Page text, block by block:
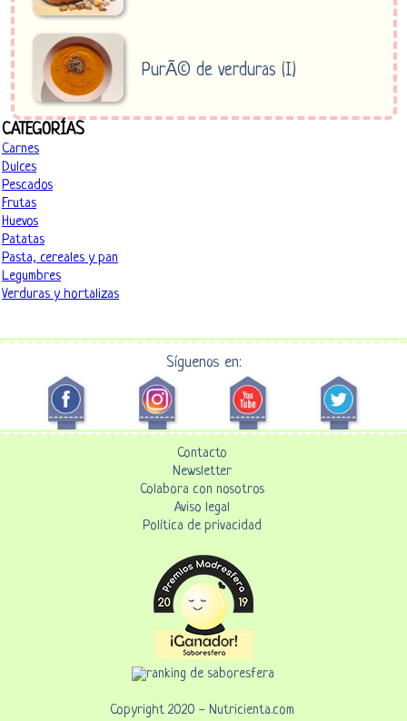
PurÃ© de verduras (I)
CATEGORÍAS
Carnes
Dulces
Pescados
Frutas
Huevos
Patatas
Pasta, cereales y pan
Legumbres
Verduras y hortalizas
Síguenos en:
Contacto
Newsletter
Colabora con nosotros
Aviso legal
Política de privacidad
Copyright 2020 - Nutricienta.com